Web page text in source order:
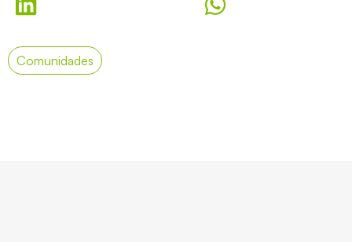
Comunidades